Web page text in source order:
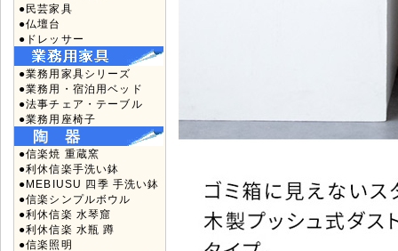
●民芸家具
●仏壇台
●ドレッサー
●業務用家具シリーズ
●業務用・宿泊用ベッド
●法事チェア・テーブル
●業務用座椅子
●信楽焼 重蔵窯
●利休信楽手洗い鉢
●MEBIUSU 四季 手洗い鉢
●信楽シンプルボウル
●利休信楽 水琴窟
●利休信楽 水瓶 蹲
●信楽照明